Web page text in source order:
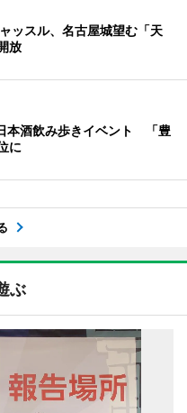
ッスル、名古屋城望む「天
放
本酒飲み歩きイベント 「豊
に
ぶ